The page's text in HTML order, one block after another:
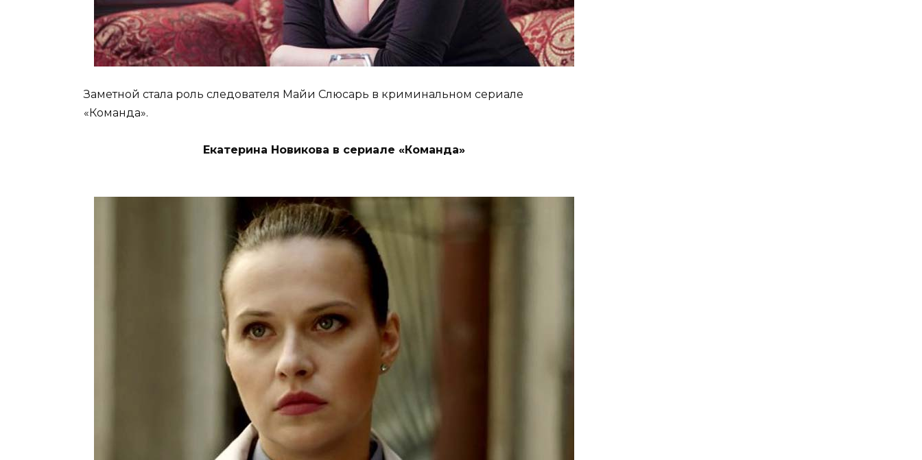
Заметной стала роль следователя Майи Слюсарь в криминальном сериале
«Команда».
Екатерина Новикова в сериале «Команда»